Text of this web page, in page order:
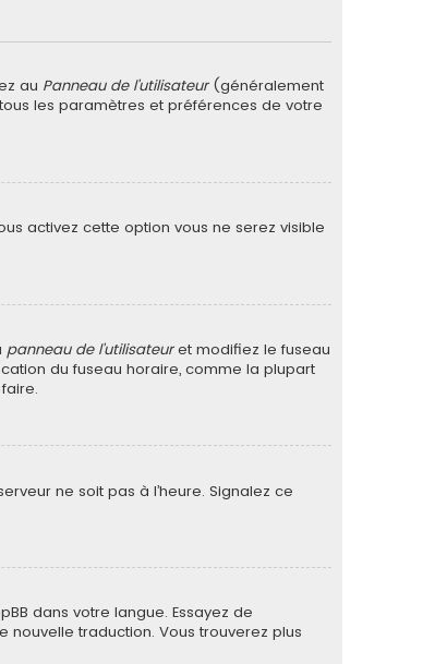
au Panneau de l’utilisateur(généralement
les paramètres et préférences de votre
activez cette option vous ne serez visible
panneau de l’utilisateuret modifiez le fuseau
du fuseau horaire, comme la plupart
ne soit pas à l’heure. Signalez ce
dans votre langue. Essayez de
nouvelle traduction. Vous trouverez plus